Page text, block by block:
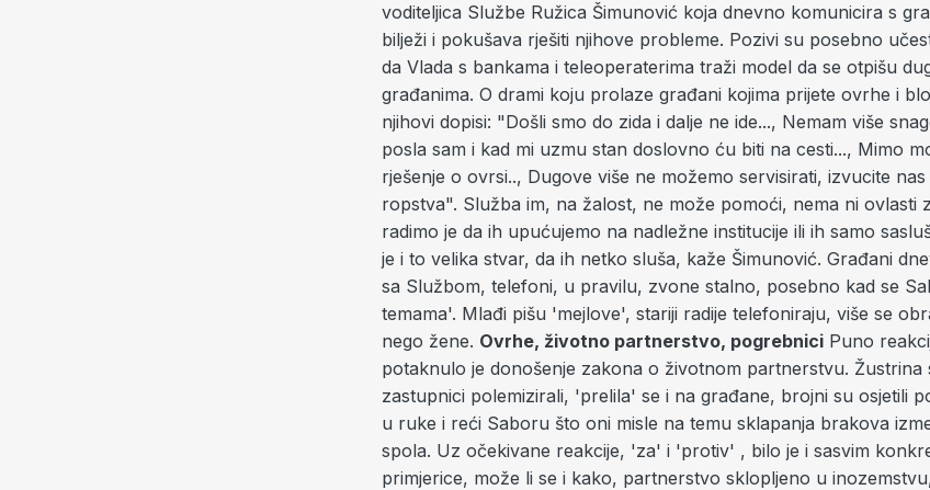
voditeljica Službe Ružica Šimunović koja dnevno komunicira s
bilježi i pokušava rješiti njihove probleme. Pozivi su posebno
da Vlada s bankama i teleoperaterima traži model da se otpišu
građanima. O drami koju prolaze građani kojima prijete ovrhe i
njihovi dopisi: "Došli smo do zida i dalje ne ide..., Nemam više
posla sam i kad mi uzmu stan doslovno ću biti na cesti..., Mimo
rješenje o ovrsi.., Dugove više ne možemo servisirati, izvucite
ropstva". Služba im, na žalost, ne može pomoći, nema ni ovlasti
radimo je da ih upućujemo na nadležne institucije ili ih samo
je i to velika stvar, da ih netko sluša, kaže Šimunović. Građani
sa Službom, telefoni, u pravilu, zvone stalno, posebno kad se
temama'. Mlađi pišu 'mejlove', stariji radije telefoniraju, više se
nego žene. Ovrhe, životno partnerstvo, pogrebnici Puno
potaknulo je donošenje zakona o životnom partnerstvu. Žustrina
zastupnici polemizirali, 'prelila' se i na građane, brojni su osjetili
u ruke i reći Saboru što oni misle na temu sklapanja brakova
spola. Uz očekivane reakcije, 'za' i 'protiv' , bilo je i sasvim
primjerice, može li se i kako, partnerstvo sklopljeno u